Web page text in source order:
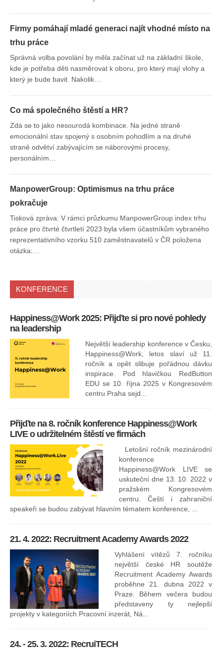
Firmy pomáhají mladé generaci najít vhodné místo na
trhu práce
Správná volba povolání by měla začínat už na základní škole,
kde je potřeba děti nasměrovat k oboru, pro který mají vlohy a
který je bude bavit. Nakolik…
Co má společného štěstí a HR?
Zdá se to jako nesourodá kombinace. Na jedné straně
emocionální stav spojený s osobním pohodlím a na druhé
straně odvětví zabývajícím se náborovými procesy,
personálním…
ManpowerGroup: Optimismus na trhu práce
pokračuje
Tisková zpráva: V rámci průzkumu ManpowerGroup index trhu
práce pro čtvrté čtvrtletí 2023 byla všem účastníkům vybraného
reprezentativního vzorku 510 zaměstnavatelů v ČR položena
otázka:…
KONFERENCE
Happiness@Work 2025: Přijďte si pro nové pohledy
na leadership
Největší leadership konference v Česku,
Happiness@Work, letos slaví už 11.
ročník a opět slibuje pořádnou dávku
inspirace. Pod hlavičkou RedButton
EDU se 10. října 2025 v Kongresovém
centru Praha sejd...
Přijďte na 8. ročník konference Happiness@Work
LIVE o udržitelném štěstí ve firmách
Letošní ročník mezinárodní
konference
Happiness@Work LIVE se
uskuteční dne 13. 10. 2022 v
pražském Kongresovém
centru. Čeští i zahraniční
speakeři se budou zabývat hlavním tématem konference, ...
21. 4. 2022: Recruitment Academy Awards 2022
Vyhlášení vítězů 7. ročníku
největší české HR soutěže
Recruitment Academy Awards
proběhne 21. dubna 2022 v
Praze. Během večera budou
představeny ty nejlepší
projekty v kategoriích Pracovní inzerát, Ná...
24. - 25. 3. 2022: RecruiTECH